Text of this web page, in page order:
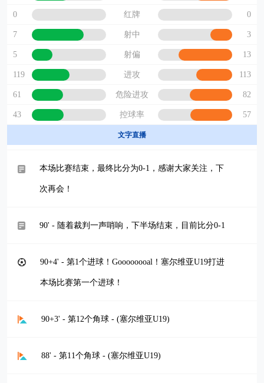
0 红牌 0
7 射中 3
5 射偏 13
119 进攻 113
61 危险进攻 82
43 控球率 57
文字直播
本场比赛结束，最终比分为0-1，感谢大家关注，下
次再会！
90' - 随着裁判一声哨响，下半场结束，目前比分0-1
90+4' - 第1个进球！Goooooooal！塞尔维亚U19打进
本场比赛第一个进球！
90+3' - 第12个角球 - (塞尔维亚U19)
88' - 第11个角球 - (塞尔维亚U19)